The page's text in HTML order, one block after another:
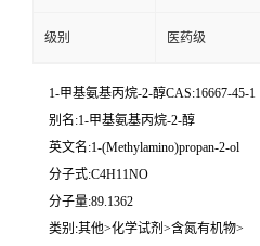
级别 医药级
1-甲基氨基丙烷-2-醇CAS:16667-45-1
别名:1-甲基氨基丙烷-2-醇
英文名:1-(Methylamino)propan-2-ol
分子式:C4H11NO
分子量:89.1362
类别:其他>化学试剂>含氮有机物>